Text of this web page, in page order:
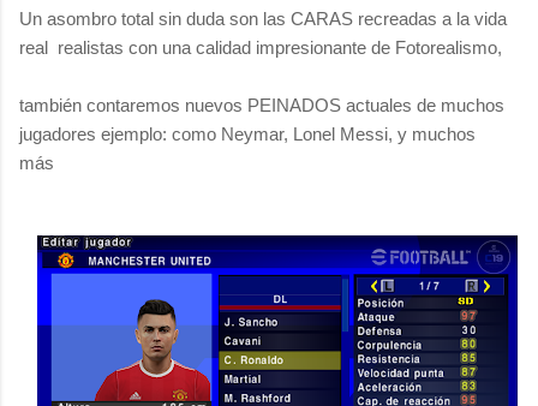
Un asombro total sin duda son las CARAS recreadas a la vida
real realistas con una calidad impresionante de Fotorealismo,
también contaremos nuevos PEINADOS actuales de muchos
jugadores ejemplo: como Neymar, Lonel Messi, y muchos
más